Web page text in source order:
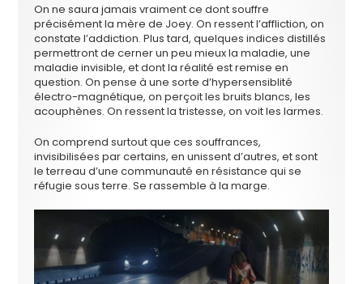
On ne saura jamais vraiment ce dont souffre
précisément la mère de Joey. On ressent l’affliction, on
constate l’addiction. Plus tard, quelques indices distillés
permettront de cerner un peu mieux la maladie, une
maladie invisible, et dont la réalité est remise en
question. On pense à une sorte d’hypersensiblité
électro-magnétique, on perçoit les bruits blancs, les
acouphènes. On ressent la tristesse, on voit les larmes.
On comprend surtout que ces souffrances,
invisibilisées par certains, en unissent d’autres, et sont
le terreau d’une communauté en résistance qui se
réfugie sous terre. Se rassemble à la marge.